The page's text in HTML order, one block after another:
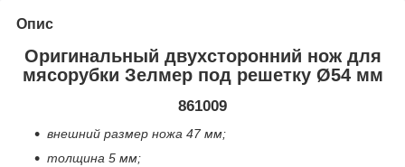
Опис
Оригинальный двухсторонний нож для
мясорубки Зелмер под решетку Ø54 мм
861009
внешний размер ножа 47 мм;
толщина 5 мм;